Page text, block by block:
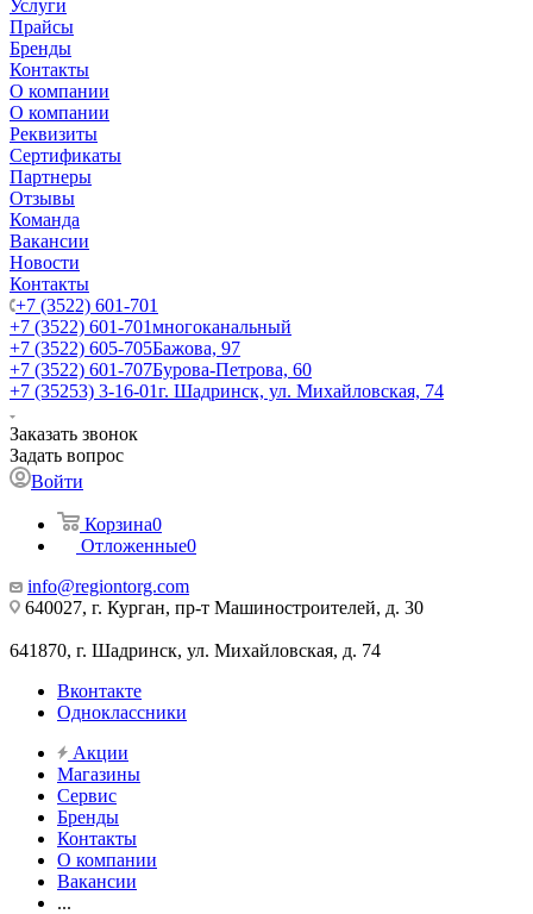
Услуги
Прайсы
Бренды
Контакты
О компании
О компании
Реквизиты
Сертификаты
Партнеры
Отзывы
Команда
Вакансии
Новости
Контакты
+7 (3522) 601-701
+7 (3522) 601-701многоканальный
+7 (3522) 605-705Бажова, 97
+7 (3522) 601-707Бурова-Петрова, 60
+7 (35253) 3-16-01г. Шадринск, ул. Михайловская, 74
Заказать звонок
Задать вопрос
Войти
Корзина0
Отложенные0
info@regiontorg.com
640027, г. Курган, пр-т Машиностроителей, д. 30
641870, г. Шадринск, ул. Михайловская, д. 74
Вконтакте
Одноклассники
Акции
Магазины
Сервис
Бренды
Контакты
О компании
Вакансии
...